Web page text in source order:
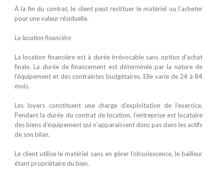
À la fin du contrat, le client peut restituer le matériel ou l’acheter
pour une valeur résiduelle.
La location financière
La location financière est à durée irrévocable sans option d’achat
finale. La durée de financement est déterminée par la nature de
l’équipement et des contraintes budgétaires. Elle varie de 24 à 84
mois.
Les loyers constituent une charge d’exploitation de l’exercice.
Pendant la durée du contrat de location, l’entreprise est locataire
des biens d’équipement qui n’apparaissent donc pas dans les actifs
de son bilan.
Le client utilise le matériel sans en gérer l’obsolescence, le bailleur
étant propriétaire du bien.